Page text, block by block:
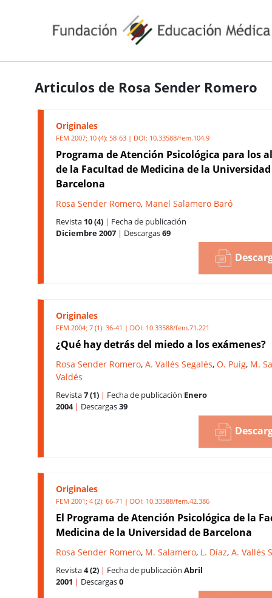
Articulos de Rosa Sender Romero
Originales
FEM 2007; 10 (4): 58-63 | DOI: 10.33588/fem.104.9
Programa de Atención Psicológica para los
de la Facultad de Medicina de la
Barcelona
Rosa Sender Romero, Manel Salamero Baró
Revista 10 (4) | Fecha de publicación
Diciembre 2007 | Descargas69
Originales
FEM 2004; 7 (1): 36-41 | DOI: 10.33588/fem.71.221
¿Qué hay detrás del miedo a los exámenes?
Rosa Sender Romero, A. Vallés Segalés, O. Puig, M.
Valdés
Revista7 (1) | Fecha de publicación Enero
2004 | Descargas39
Originales
FEM 2001; 4 (2): 66-71 | DOI: 10.33588/fem.42.386
El Programa de Atención Psicológica de la
Medicina de la Universidad de Barcelona
Rosa Sender Romero, M. Salamero, L. Díaz, A. Vallés
Revista4 (2) | Fecha de publicación Abril
2001 | Descargas0